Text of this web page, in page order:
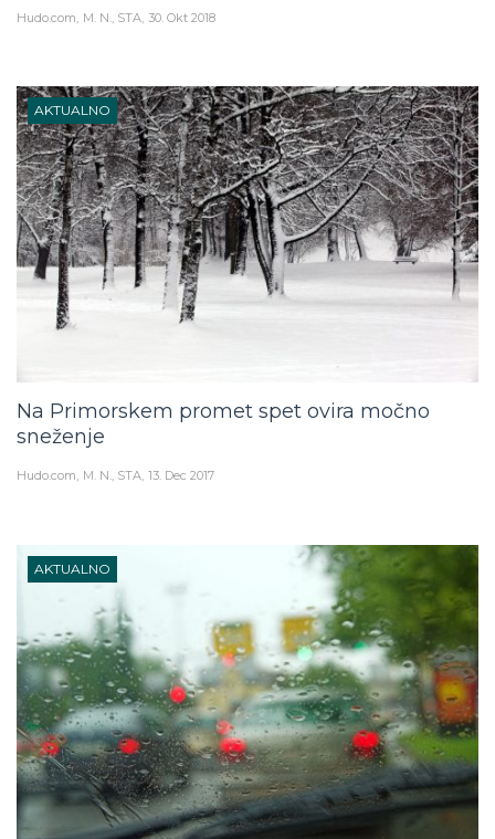
Hudo.com M. N., STA 30. Okt 2018
AKTUALNO
Na Primorskem promet spet ovira močno
sneženje
Hudo.com M. N., STA 13. Dec 2017
AKTUALNO